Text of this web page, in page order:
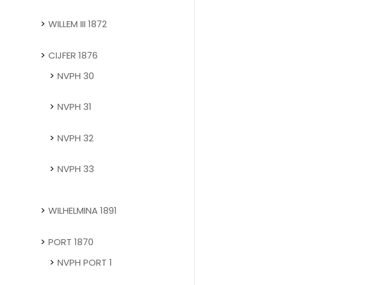
WILLEM III 1872
CIJFER 1876
NVPH 30
NVPH 31
NVPH 32
NVPH 33
WILHELMINA 1891
PORT 1870
NVPH PORT 1